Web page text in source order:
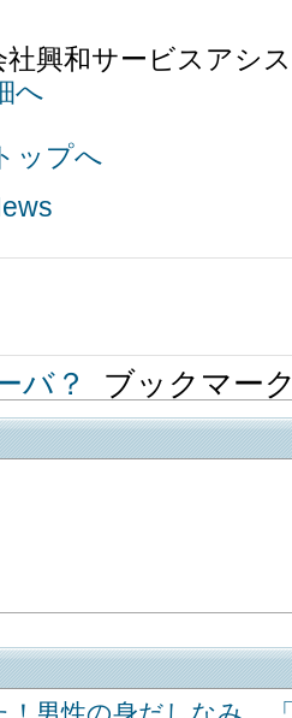
社興和サービスアシ
へ
ップへ
バ？ ブックマー